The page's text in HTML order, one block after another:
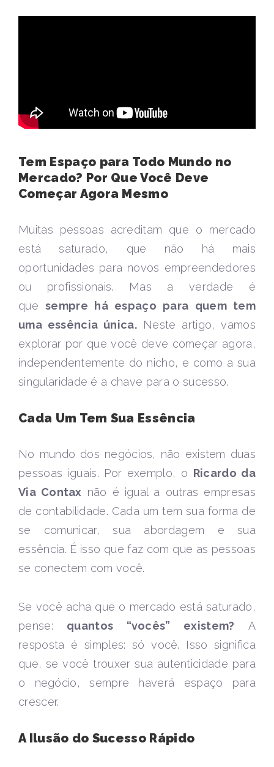
Tem Espaço para Todo Mundo no
Mercado? Por Que Você Deve
Começar Agora Mesmo
Muitas pessoas acreditam que o mercado
está saturado, que não há mais
oportunidades para novos empreendedores
ou profissionais. Mas a verdade é
quesempre há espaço para quem tem
uma essência única. Neste artigo, vamos
explorar por que você deve começar agora,
independentemente do nicho, e como a sua
singularidade é a chave para o sucesso.
Cada Um Tem Sua Essência
No mundo dos negócios, não existem duas
pessoas iguais. Por exemplo, o Ricardo da
Via Contax não é igual a outras empresas
de contabilidade. Cada um tem sua forma de
se comunicar, sua abordagem e sua
essência. É isso que faz com que as pessoas
se conectem com você.
Se você acha que o mercado está saturado,
pense: quantos “vocês” existem? A
resposta é simples: só você. Isso significa
que, se você trouxer sua autenticidade para
o negócio, sempre haverá espaço para
crescer.
A Ilusão do Sucesso Rápido